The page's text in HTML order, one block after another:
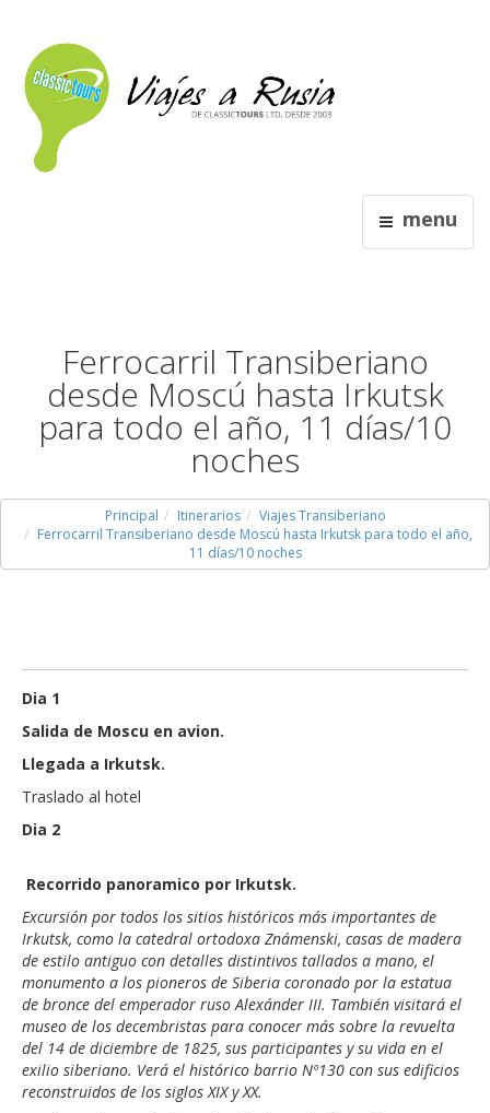
menu
Ferrocarril Transiberiano
desde Moscú hasta Irkutsk
para todo el año, 11 días/10
noches
Principal Itinerarios
Viajes Transiberiano
Ferrocarril Transiberiano desde Moscú hasta Irkutsk para todo el año,
11 días/10 noches
Dia 1
Salida de Moscu en avion.
Llegada a Irkutsk.
Traslado al hotel
Dia 2
Recorrido panoramico por Irkutsk.
Excursión por todos los sitios históricos más importantes de
Irkutsk, como la catedral ortodoxa Známenski, casas de madera
de estilo antiguo con detalles distintivos tallados a mano, el
monumento a los pioneros de Siberia coronado por la estatua
de bronce del emperador ruso Alexánder III. También visitará el
museo de los decembristas para conocer más sobre la revuelta
del 14 de diciembre de 1825, sus participantes y su vida en el
exilio siberiano. Verá el histórico barrio Nº130 con sus edificios
reconstruidos de los siglos XIX y XX.